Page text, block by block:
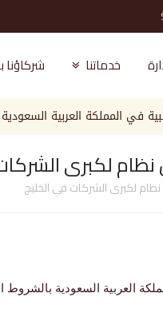
خدماتنا شركاؤنا
العربية السعودية
لكبرى
لكبرى الشركات في الخليج
السعودية بالشروط